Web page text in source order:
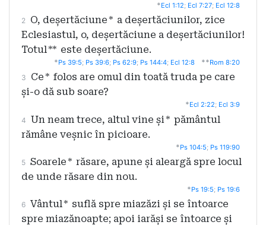
*Ecl 1:12; Ecl 7:27; Ecl 12:8
2 O, deșertăciune* a deșertăciunilor, zice
Eclesiastul, o, deșertăciune a deșertăciunilor!
Totul** este deșertăciune.
*Ps 39:5; Ps 39:6; Ps 62:9; Ps 144:4; Ecl 12:8 **Rom 8:20
3 Ce* folos are omul din toată truda pe care
și-o dă sub soare?
*Ecl 2:22; Ecl 3:9
4 Un neam trece, altul vine și * pământul
rămâne veșnic în picioare.
*Ps 104:5; Ps 119:90
5 Soarele* răsare, apune și aleargă spre locul
de unde răsare din nou.
*Ps 19:5; Ps 19:6
6 Vântul* suflă spre miazăzi și se întoarce
spre miazănoapte; apoi iarăși se întoarce și